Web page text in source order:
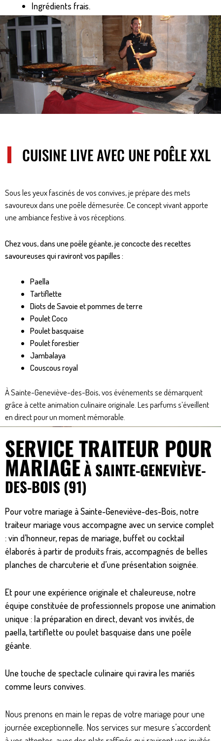
Ingrédients frais.
CUISINE LIVE AVEC UNE POÊLE XXL
Sous les yeux fascinés de vos convives, je prépare des mets
savoureux dans une poêle démesurée. Ce concept vivant apporte
une ambiance festive à vos réceptions.
Chez vous, dans une poêle géante, je concocte des recettes
savoureuses qui raviront vos papilles :
Paella
Tartiflette
Diots de Savoie et pommes de terre
Poulet Coco
Poulet basquaise
Poulet forestier
Jambalaya
Couscous royal
À Sainte-Geneviève-des-Bois, vos événements se démarquent
grâce à cette animation culinaire originale. Les parfums s’éveillent
en direct pour un moment mémorable.
SERVICE TRAITEUR POUR
MARIAGEÀ SAINTE-GENEVIÈVE-
DES-BOIS (91)
Pour votre mariage à Sainte-Geneviève-des-Bois, notre
traiteur mariage vous accompagne avec un service complet
: vin d’honneur, repas de mariage, buffet ou cocktail
élaborés à partir de produits frais, accompagnés de belles
planches de charcuterie et d’une présentation soignée.
Et pour une expérience originale et chaleureuse, notre
équipe constituée de professionnels propose une animation
unique : la préparation en direct, devant vos invités, de
paella, tartiflette ou poulet basquaise dans une poêle
géante.
Une touche de spectacle culinaire qui ravira les mariés
comme leurs convives.
Nous prenons en main le repas de votre mariage pour une
journée exceptionnelle. Nos services sur mesure s’accordent